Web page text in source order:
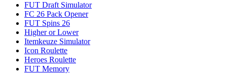
FUT Draft Simulator
FC 26 Pack Opener
FUT Spins 26
Higher or Lower
Itemkeuze Simulator
Icon Roulette
Heroes Roulette
FUT Memory